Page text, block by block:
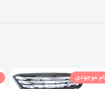
موجودی